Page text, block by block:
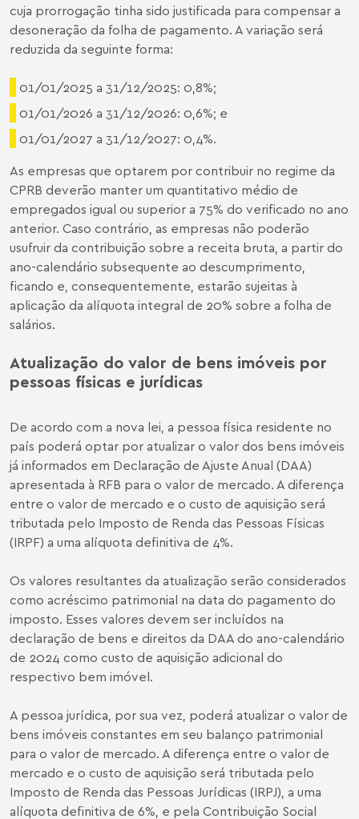
cuja prorrogação tinha sido justificada para compensar a
desoneração da folha de pagamento. A variação será
reduzida da seguinte forma:
01/01/2025 a 31/12/2025: 0,8%;
01/01/2026 a 31/12/2026: 0,6%; e
01/01/2027 a 31/12/2027: 0,4%.
As empresas que optarem por contribuir no regime da
CPRB deverão manter um quantitativo médio de
empregados igual ou superior a 75% do verificado no ano
anterior. Caso contrário, as empresas não poderão
usufruir da contribuição sobre a receita bruta, a partir do
ano-calendário subsequente ao descumprimento,
ficando e, consequentemente, estarão sujeitas à
aplicação da alíquota integral de 20% sobre a folha de
salários.
Atualização do valor de bens imóveis por
pessoas físicas e jurídicas
De acordo com a nova lei, a pessoa física residente no
país poderá optar por atualizar o valor dos bens imóveis
já informados em Declaração de Ajuste Anual (DAA)
apresentada à RFB para o valor de mercado. A diferença
entre o valor de mercado e o custo de aquisição será
tributada pelo Imposto de Renda das Pessoas Físicas
(IRPF) a uma alíquota definitiva de 4%.
Os valores resultantes da atualização serão considerados
como acréscimo patrimonial na data do pagamento do
imposto. Esses valores devem ser incluídos na
declaração de bens e direitos da DAA do ano-calendário
de 2024 como custo de aquisição adicional do
respectivo bem imóvel.
A pessoa jurídica, por sua vez, poderá atualizar o valor de
bens imóveis constantes em seu balanço patrimonial
para o valor de mercado. A diferença entre o valor de
mercado e o custo de aquisição será tributada pelo
Imposto de Renda das Pessoas Jurídicas (IRPJ), a uma
alíquota definitiva de 6%, e pela Contribuição Social